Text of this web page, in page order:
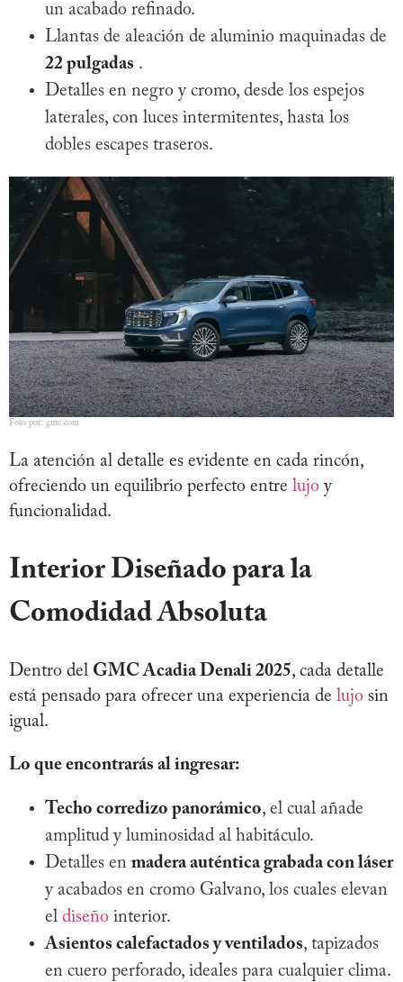
un acabado refinado.
Llantas de aleación de aluminio maquinadas de
22 pulgadas .
Detalles en negro y cromo, desde los espejos
laterales, con luces intermitentes, hasta los
dobles escapes traseros.
Foto por: gmc.com
La atención al detalle es evidente en cada rincón,
ofreciendo un equilibrio perfecto entre lujo y
funcionalidad.
Interior Diseñado para la
Comodidad Absoluta
Dentro del GMC Acadia Denali 2025, cada detalle
está pensado para ofrecer una experiencia de lujo sin
igual.
Lo que encontrarás al ingresar:
Techo corredizo panorámico, el cual añade
amplitud y luminosidad al habitáculo.
Detalles en madera auténtica grabada con láser
y acabados en cromo Galvano, los cuales elevan
el diseño interior.
Asientos calefactados y ventilados, tapizados
en cuero perforado, ideales para cualquier clima.